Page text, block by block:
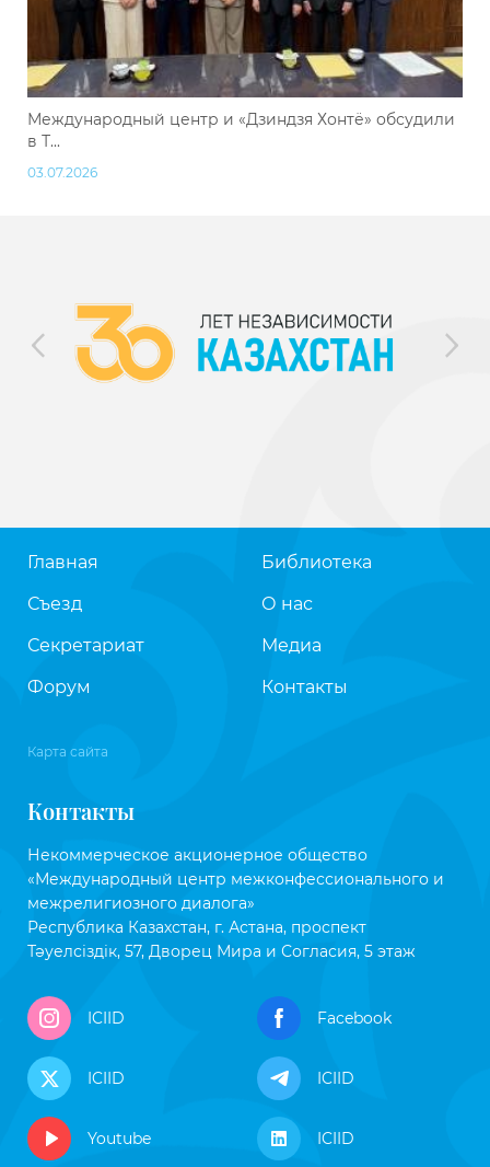
Международный центр и «Дзиндзя Хонтё» обсудили
в Т...
03.07.2026
Главная
Съезд
Секретариат
Форум
Библиотека
О нас
Медиа
Контакты
Карта сайта
Контакты
Некоммерческое акционерное общество
«Международный центр межконфессионального и
межрелигиозного диалога»
Республика Казахстан, г. Астана, проспект
Тәуелсіздік, 57, Дворец Мира и Согласия, 5 этаж
ICIID Facebook
ICIID ICIID
Youtube ICIID